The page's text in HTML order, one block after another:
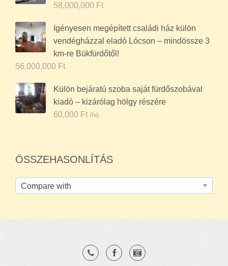
58,000,000 Ft
Igényesen megépített családi ház külön
vendégházzal eladó Lócson – mindössze 3
km-re Bükfürdőtől!
56,000,000 Ft
Külön bejáratú szoba saját fürdőszobával
kiadó – kizárólag hölgy részére
60,000 Ft /hó
ÖSSZEHASONLÍTÁS
Compare with